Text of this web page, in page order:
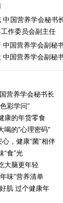
中国营养学会秘书
作委员会副主任
中国营养学会副秘
中国营养学会副秘
营养学会秘书长
彩学问”
康的年货零食
的"心理密码"
，健康“菌”相伴
“食”光
大脑更年轻
味”营养清单
肌 过个健康年